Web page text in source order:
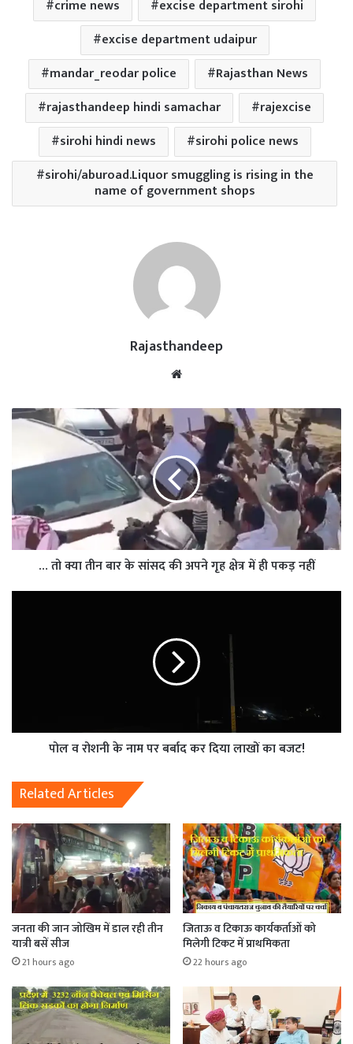
crime news
excise department sirohi
excise department udaipur
mandar_reodar police
Rajasthan News
rajasthandeep hindi samachar
rajexcise
sirohi hindi news
sirohi police news
sirohi/aburoad.Liquor smuggling is rising in the
name of government shops
Rajasthandeep
… तो क्या तीन बार के सांसद की अपने गृह क्षेत्र में ही पकड़ नहीं
पोल व रोशनी के नाम पर बर्बाद कर दिया लाखों का बजट!
Related Articles
जनता की जान जोखिम में डाल रही तीन
यात्री बसें सीज
21 hours ago
जिताऊ व टिकाऊ कार्यकर्ताओं को
मिलेगी टिकट में प्राथमिकता
22 hours ago